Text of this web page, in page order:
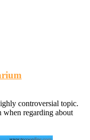
controversial topic.
when regarding about